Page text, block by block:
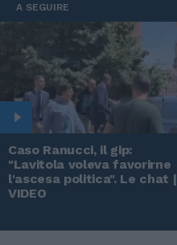
A SEGUIRE
Caso Ranucci, il gip:
"Lavitola voleva favorirne
l'ascesa politica". Le chat |
VIDEO